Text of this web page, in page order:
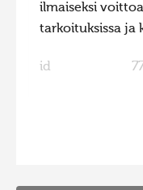
ilmaiseksi
tarkoituksissa ja
id